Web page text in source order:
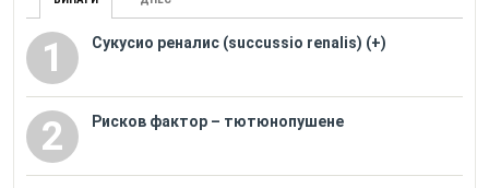
1 Сукусио реналис (succussio renalis) (+)
2 Рисков фактор – тютюнопушене